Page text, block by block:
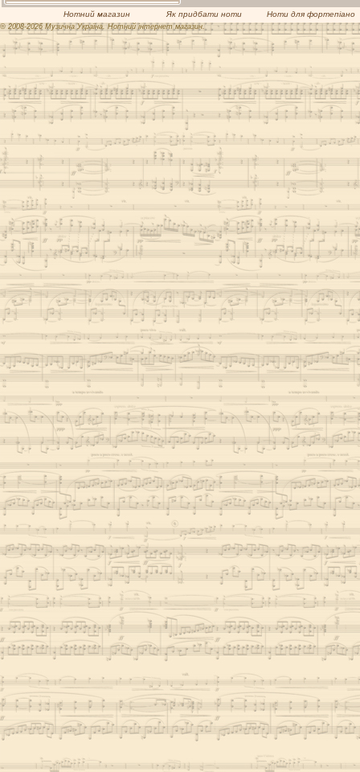
Нотний магазин Як придбати ноти Ноти для фортепіано
© 2008-2026 Музична Україна. Нотний інтернет магазин.